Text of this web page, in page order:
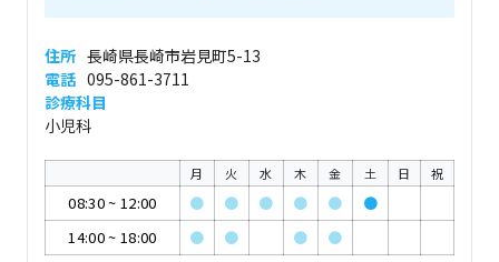
住所 長崎県長崎市岩見町5-13
電話 095-861-3711
診療科目
小児科
月 火 水 木 金 土 日 祝
08:30~ 12:00 ● ● ● ● ●
●
14:00~ 18:00 ● ● ● ●